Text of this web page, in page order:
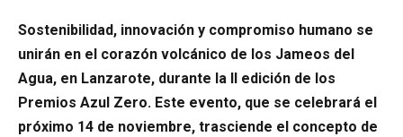
Sostenibilidad, innovación y compromiso humano se
unirán en el corazón volcánico de los Jameos del
Agua, en Lanzarote, durante la II edición de los
Premios Azul Zero. Este evento, que se celebrará el
próximo 14 de noviembre, trasciende el concepto de